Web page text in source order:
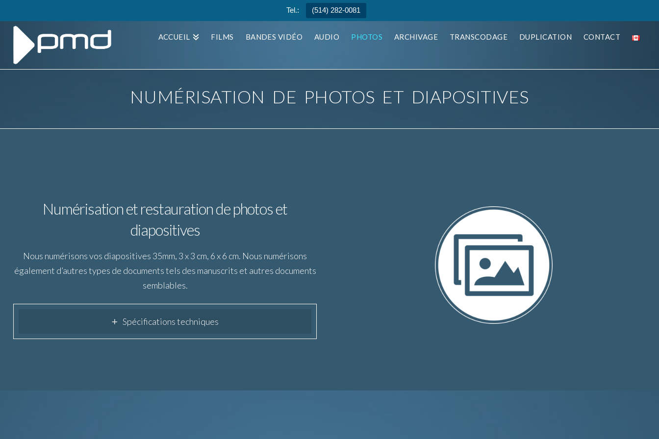
Tel.: (514) 282-0081
ACCUEIL FILMS BANDES VIDÉO AUDIO PHOTOS ARCHIVAGE TRANSCODAGE DUPLICATION CONTACT
NUMÉRISATION DE PHOTOS ET DIAPOSITIVES
Numérisation et restauration de photos et
diapositives
Nous numérisons vos diapositives 35mm, 3 x 3 cm, 6 x 6 cm. Nous numérisons
également d’autres types de documents tels des manuscrits et autres documents
semblables.
Spécifications techniques